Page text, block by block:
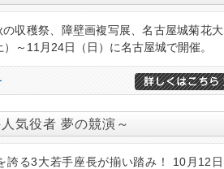
収穫祭、障壁画複写展、名古屋城菊花大
～11月24日（日）に名古屋城で開催。
気役者 夢の競演～
誇る3大若手座長が揃い踏み！ 10月12日